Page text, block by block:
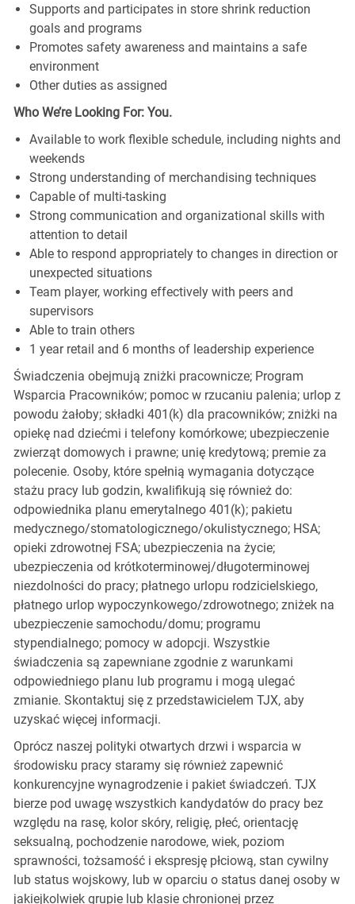
Supports and participates in store shrink reduction
goals and programs
Promotes safety awareness and maintains a safe
environment
Other duties as assigned
Who We’re Looking For: You.
Available to work flexible schedule, including nights and
weekends
Strong understanding of merchandising techniques
Capable of multi-tasking
Strong communication and organizational skills with
attention to detail
Able to respond appropriately to changes in direction or
unexpected situations
Team player, working effectively with peers and
supervisors
Able to train others
1 year retail and 6 months of leadership experience
Świadczenia obejmują zniżki pracownicze; Program
Wsparcia Pracowników; pomoc w rzucaniu palenia; urlop z
powodu żałoby; składki 401(k) dla pracowników; zniżki na
opiekę nad dziećmi i telefony komórkowe; ubezpieczenie
zwierząt domowych i prawne; unię kredytową; premie za
polecenie. Osoby, które spełnią wymagania dotyczące
stażu pracy lub godzin, kwalifikują się również do:
odpowiednika planu emerytalnego 401(k); pakietu
medycznego/stomatologicznego/okulistycznego; HSA;
opieki zdrowotnej FSA; ubezpieczenia na życie;
ubezpieczenia od krótkoterminowej/długoterminowej
niezdolności do pracy; płatnego urlopu rodzicielskiego,
płatnego urlop wypoczynkowego/zdrowotnego; zniżek na
ubezpieczenie samochodu/domu; programu
stypendialnego; pomocy w adopcji. Wszystkie
świadczenia są zapewniane zgodnie z warunkami
odpowiedniego planu lub programu i mogą ulegać
zmianie. Skontaktuj się z przedstawicielem TJX, aby
uzyskać więcej informacji.
Oprócz naszej polityki otwartych drzwi i wsparcia w
środowisku pracy staramy się również zapewnić
konkurencyjne wynagrodzenie i pakiet świadczeń. TJX
bierze pod uwagę wszystkich kandydatów do pracy bez
względu na rasę, kolor skóry, religię, płeć, orientację
seksualną, pochodzenie narodowe, wiek, poziom
sprawności, tożsamość i ekspresję płciową, stan cywilny
lub status wojskowy, lub w oparciu o status danej osoby w
jakiejkolwiek grupie lub klasie chronionej przez